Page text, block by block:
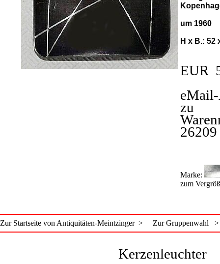
um 1960
H x B.: 52
EUR
zu
26209
Marke:
zum
Zur Startseite von Antiquitäten-Meintzinger > Zur Gruppenwahl >
Kerzenleuchter